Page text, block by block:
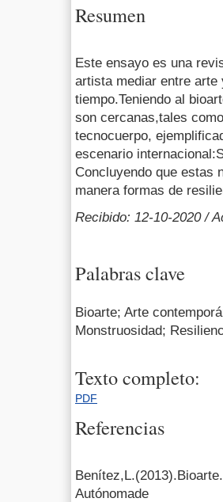
Resumen
Este ensayo es una
artista mediar entre
tiempo.Teniendo al
son cercanas,tales
tecnocuerpo,
escenario
Concluyendo que estas
manera formas de
Recibido: 12-10-2020 /
Palabras clave
Bioarte; Arte
Monstruosidad;
Texto completo:
PDF
Referencias
Autónomade